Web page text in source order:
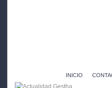
INICIO